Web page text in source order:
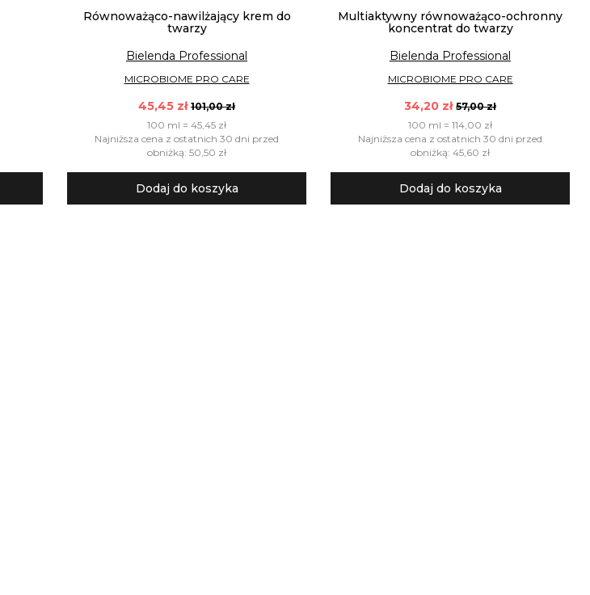
Równoważąco-nawilżający krem do
twarzy
Bielenda Professional
MICROBIOME PRO CARE
45,45 zł 101,00 zł
100 ml = 45,45 zł
Najniższa cena z ostatnich 30 dni przed
obniżką: 50,50 zł
Dodaj do koszyka
Multiaktywny równoważąco-ochronny
koncentrat do twarzy
Bielenda Professional
MICROBIOME PRO CARE
34,20 zł 57,00 zł
100 ml = 114,00 zł
Najniższa cena z ostatnich 30 dni przed
obniżką: 45,60 zł
Dodaj do koszyka